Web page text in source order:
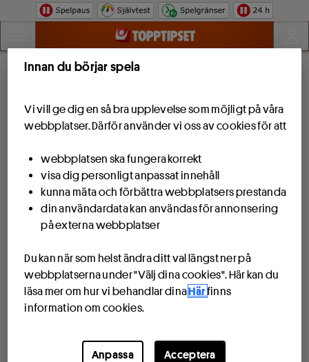
Hoppa till innehåll
Innan du börjar spela
Vi vill ge dig en så bra upplevelse som möjligt på våra
webbplatser. Därför använder vi oss av cookies för att
webbplatsen ska fungera korrekt
visa dig personligt anpassat innehåll
kunna mäta och förbättra webbplatsers prestanda
din användardata kan användas för annonsering
på externa webbplatser
Du kan när som helst ändra ditt val längst ner på
webbplatserna under "Välj dina cookies". Här kan du
läsa mer om hur vi behandlar dinaHär finns
information om cookies.
Anpassa Acceptera